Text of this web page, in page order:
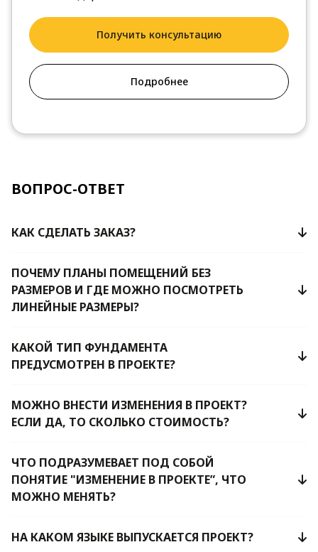
Получить консультацию
Подробнее
ВОПРОС-ОТВЕТ
КАК СДЕЛАТЬ ЗАКАЗ?
ПОЧЕМУ ПЛАНЫ ПОМЕЩЕНИЙ БЕЗ
РАЗМЕРОВ И ГДЕ МОЖНО ПОСМОТРЕТЬ
ЛИНЕЙНЫЕ РАЗМЕРЫ?
КАКОЙ ТИП ФУНДАМЕНТА
ПРЕДУСМОТРЕН В ПРОЕКТЕ?
МОЖНО ВНЕСТИ ИЗМЕНЕНИЯ В ПРОЕКТ?
ЕСЛИ ДА, ТО СКОЛЬКО СТОИМОСТЬ?
ЧТО ПОДРАЗУМЕВАЕТ ПОД СОБОЙ
ПОНЯТИЕ "ИЗМЕНЕНИЕ В ПРОЕКТЕ”, ЧТО
МОЖНО МЕНЯТЬ?
НА КАКОМ ЯЗЫКЕ ВЫПУСКАЕТСЯ ПРОЕКТ?